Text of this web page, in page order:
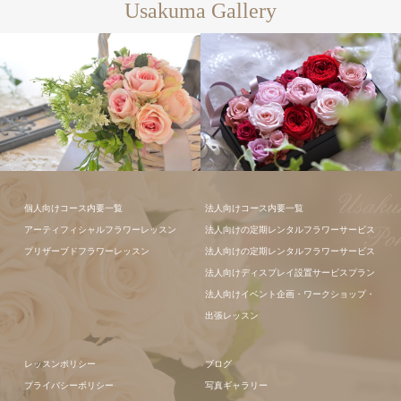
Usakuma Gallery
フラワーアレ
個人向けコース内要一覧
アーティフィシャルフラワーレッスン
プリザーブドフラワーレッスン
法人向けコース内要一覧
法人向けの定期レンタルフラワーサービス
法人向けの定期レンタルフラワーサービス
法人向けディスプレイ設置サービスプラン
法人向けイベント企画・ワークショップ・
出張レッスン
レッスンポリシー
プライバシーポリシー
ブログ
写真ギャラリー